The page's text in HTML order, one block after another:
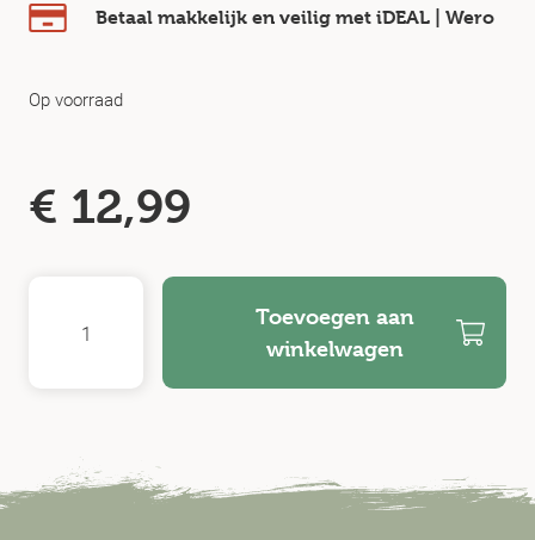
Betaal makkelijk en veilig met iDEAL | Wero
Op voorraad
€ 12,99
Toevoegen aan
winkelwagen